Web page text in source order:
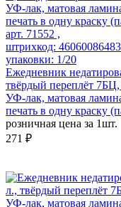
арт. 71552 ,
штрихкод:
упаковки: 1/20
Ежедневник
твёрдый переплёт
УФ-лак, матовая
печать в одну краску
розничная цена за 1шт.
271 ₽